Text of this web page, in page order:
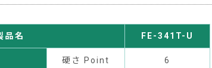
品名 FE-341T-U
硬さ Point 6